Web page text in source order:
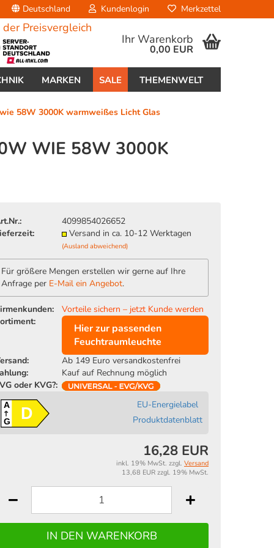
Deutschland Kundenlogin
vergessen?
Merkzettel
Ihr Warenkorb
0,00 EUR
MARKEN SALE THEMENWELT
58W 3000K warmweißes Licht Glas
WIE 58W 3000K
4099854026652
Versand in ca. 10-12 Werktagen
(Ausland abweichend)
Für größere Mengen erstellen wir gerne auf Ihre
Anfrage per E-Mail ein Angebot.
Vorteile sichern – jetzt Kunde werden
Hier zur passenden
Feuchtraumleuchte
Ab 149 Euro versandkostenfrei
Kauf auf Rechnung möglich
oder KVG?:
A
GD
EU-Energielabel
Produktdatenblatt
16,28 EUR
inkl. 19% MwSt. zzgl. Versand
13,68 EUR zzgl. 19% MwSt.